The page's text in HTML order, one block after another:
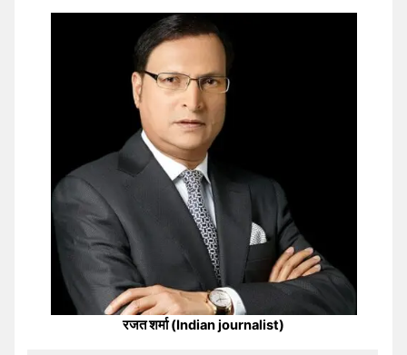
रजत शर्मा (Indian journalist)